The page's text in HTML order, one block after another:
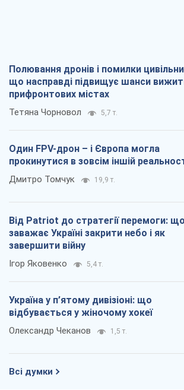
Полювання дронів і помилки
що насправді підвищує шанси
прифронтових містах
Тетяна Чорновол 5,7 т.
Один FPV-дрон – і Європа могла
прокинутися в зовсім іншій
Дмитро Томчук 19,9 т.
Від Patriot до стратегії перемоги: що
заважає Україні закрити небо і як
завершити війну
Ігор Яковенко 5,4 т.
Україна у п’ятому дивізіоні: що
відбувається у жіночому хокеї
Олександр Чеканов 1,5 т.
Всі думки